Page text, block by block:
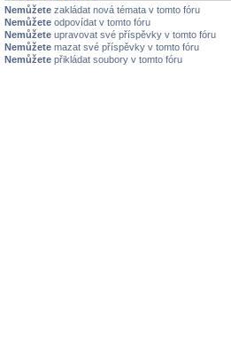
Nemůžete zakládat nová témata v tomto fóru
Nemůžete odpovídat v tomto fóru
Nemůžete upravovat své příspěvky v tomto fóru
Nemůžete mazat své příspěvky v tomto fóru
Nemůžete přikládat soubory v tomto fóru